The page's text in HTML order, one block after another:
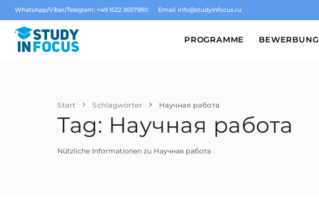
WhatsApp/Viber/Telegram: +49 1522 3657980 Email: info@studyinfocus.ru
PROGRAMME BEWERBUNG
Start Schlagwörter Научная работа
Tag: Научная работа
Nützliche Informationen zu Научная работа